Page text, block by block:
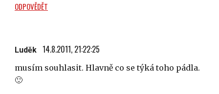
ODPOVĚDĚT
Luděk 14.8.2011, 21:22:25
musím souhlasit. Hlavně co se týká toho pádla.
🙂